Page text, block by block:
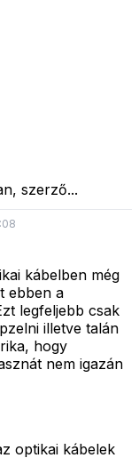
szerző...
kábelben még
ebben a
legfeljebb csak
illetve talán
hogy
nem igazán
optikai kábelek